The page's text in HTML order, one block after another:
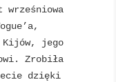
wrześniowa
Kijów, jego
Zrobiła
dzięki